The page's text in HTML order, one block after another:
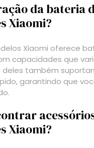
da bateria
Xiaomi?
Xiaomi oferece
capacidades que
deles também
garantindo que
Xiaomi?